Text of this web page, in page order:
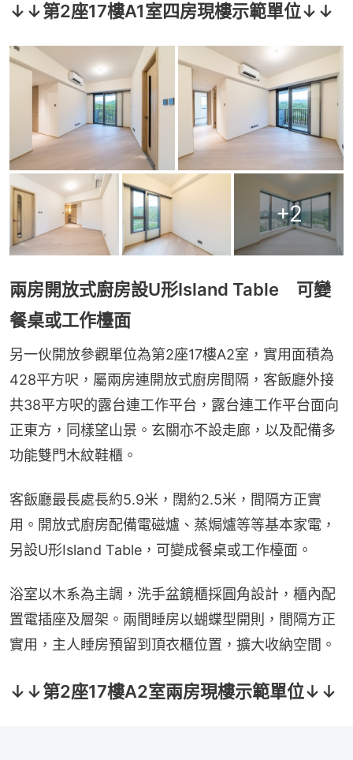
↓↓第2座17樓A1室四房現樓示範單位↓↓
+2
兩房開放式廚房設U形Island Table 可變
餐桌或工作檯面
另一伙開放參觀單位為第2座17樓A2室，實用面積為
428平方呎，屬兩房連開放式廚房間隔，客飯廳外接
共38平方呎的露台連工作平台，露台連工作平台面向
正東方，同樣望山景。玄關亦不設走廊，以及配備多
功能雙門木紋鞋櫃。
客飯廳最長處長約5.9米，闊約2.5米，間隔方正實
用。開放式廚房配備電磁爐、蒸焗爐等等基本家電，
另設U形Island Table，可變成餐桌或工作檯面。
浴室以木系為主調，洗手盆鏡櫃採圓角設計，櫃內配
置電插座及層架。兩間睡房以蝴蝶型開則，間隔方正
實用，主人睡房預留到頂衣櫃位置，擴大收納空間。
↓↓第2座17樓A2室兩房現樓示範單位↓↓